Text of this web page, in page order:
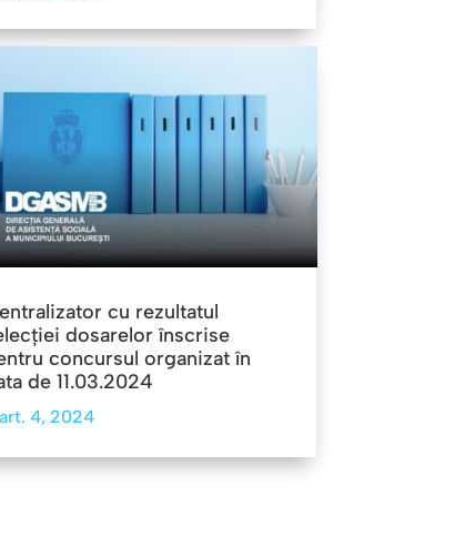
cu rezultatul
dosarelor înscrise
concursul organizat în
de 11.03.2024
4, 2024